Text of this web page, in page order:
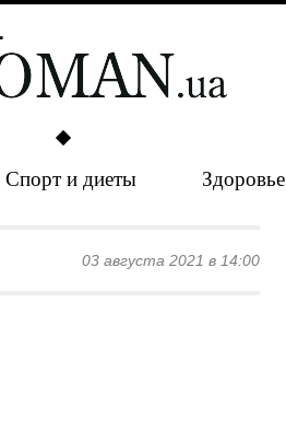
Спорт и диеты Здоровье
03 августа 2021 в 14:00